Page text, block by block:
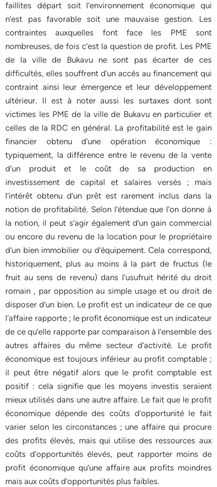
faillites départ soit l’environnement économique qui
n’est pas favorable soit une mauvaise gestion. Les
contraintes auxquelles font face les PME sont
nombreuses, de fois c’est la question de profit. Les PME
de la ville de Bukavu ne sont pas écarter de ces
difficultés, elles souffrent d’un accès au financement qui
contraint ainsi leur émergence et leur développement
ultérieur. Il est à noter aussi les surtaxes dont sont
victimes les PME de la ville de Bukavu en particulier et
celles de la RDC en général. La profitabilité est le gain
financier obtenu d’une opération économique :
typiquement, la différence entre le revenu de la vente
d’un produit et le coût de sa production en
investissement de capital et salaires versés ; mais
l’intérêt obtenu d’un prêt est rarement inclus dans la
notion de profitabilité. Selon l’étendue que l’on donne à
la notion, il peut s’agir également d’un gain commercial
ou encore du revenu de la location pour le propriétaire
d’un bien immobilier ou d’équipement. Cela correspond,
historiquement, plus au moins à la part de fructus (le
fruit au sens de revenu) dans l’usufruit hérité du droit
romain , par opposition au simple usage et ou droit de
disposer d’un bien. Le profit est un indicateur de ce que
l’affaire rapporte ; le profit économique est un indicateur
de ce qu’elle rapporte par comparaison à l’ensemble des
autres affaires du même secteur d’activité. Le profit
économique est toujours inférieur au profit comptable ;
il peut être négatif alors que le profit comptable est
positif : cela signifie que les moyens investis seraient
mieux utilisés dans une autre affaire. Le fait que le profit
économique dépende des coûts d’opportunité le fait
varier selon les circonstances ; une affaire qui procure
des profits élevés, mais qui utilise des ressources aux
coûts d’opportunités élevés, peut rapporter moins de
profit économique qu’une affaire aux profits moindres
mais aux coûts d’opportunités plus faibles.